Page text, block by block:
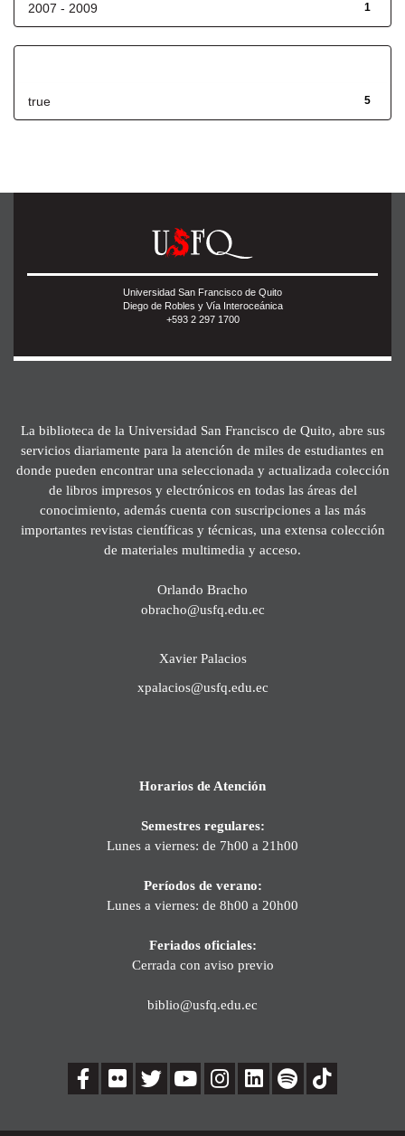
1
2007 - 2009
5
true
Universidad San Francisco de Quito
Diego de Robles y Vía Interoceánica
+593 2 297 1700
La biblioteca de la Universidad San Francisco de Quito, abre sus
servicios diariamente para la atención de miles de estudiantes en
donde pueden encontrar una seleccionada y actualizada colección
de libros impresos y electrónicos en todas las áreas del
conocimiento, además cuenta con suscripciones a las más
importantes revistas científicas y técnicas, una extensa colección
de materiales multimedia y acceso.
Orlando Bracho
obracho@usfq.edu.ec
Xavier Palacios
xpalacios@usfq.edu.ec
Horarios de Atención
Semestres regulares:
Lunes a viernes: de 7h00 a 21h00
Períodos de verano:
Lunes a viernes: de 8h00 a 20h00
Feriados oficiales:
Cerrada con aviso previo
biblio@usfq.edu.ec